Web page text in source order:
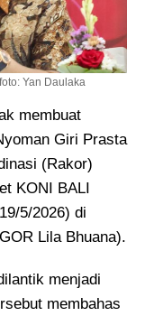
Yan Daulaka
membuat
Giri Prasta
(Rakor)
KONI BALI
5/2026) di
Lila Bhuana).
menjadi
membahas